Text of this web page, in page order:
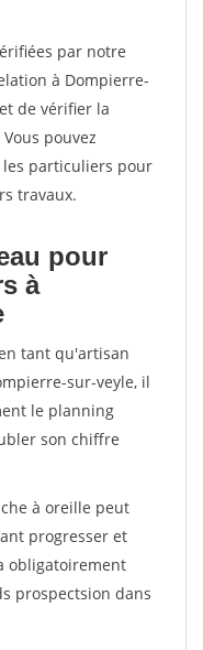
par notre
à Dompierre-
de vérifier la
pouvez
particuliers pour
travaux.
pour
à
tant qu'artisan
sur-veyle, il
le planning
son chiffre
à oreille peut
progresser et
obligatoirement
prospectsion dans